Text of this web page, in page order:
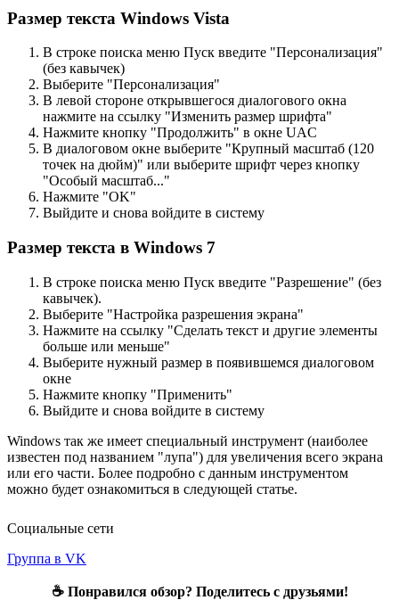
Размер текста Windows Vista
В строке поиска меню Пуск введите "Персонализация"
(без кавычек)
Выберите "Персонализация"
В левой стороне открывшегося диалогового окна
нажмите на ссылку "Изменить размер шрифта"
Нажмите кнопку "Продолжить" в окне UAC
В диалоговом окне выберите "Крупный масштаб (120
точек на дюйм)" или выберите шрифт через кнопку
"Особый масштаб..."
Нажмите "OK"
Выйдите и снова войдите в систему
Размер текста в Windows 7
В строке поиска меню Пуск введите "Разрешение" (без
кавычек).
Выберите "Настройка разрешения экрана"
Нажмите на ссылку "Сделать текст и другие элементы
больше или меньше"
Выберите нужный размер в появившемся диалоговом
окне
Нажмите кнопку "Применить"
Выйдите и снова войдите в систему
Windows так же имеет специальный инструмент (наиболее
известен под названием "лупа") для увеличения всего экрана
или его части. Более подробно с данным инструментом
можно будет ознакомиться в следующей статье.
Социальные сети
Группа в VK
☕ Понравился обзор? Поделитесь с друзьями!